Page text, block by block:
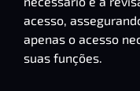
acesso,
apenas o acesso
suas funções.